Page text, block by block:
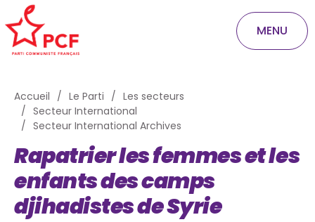
MENU
Accueil Le Parti
Les secteurs
Secteur International
Secteur International Archives
Rapatrier les femmes et les
enfants des camps
djihadistes de Syrie